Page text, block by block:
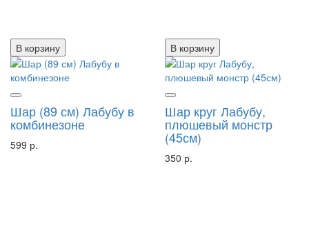
В корзину В корзину
Шар (89 см) Лабубу в
комбинезоне
599 р.
Шар круг Лабубу,
плюшевый монстр
(45см)
350 р.